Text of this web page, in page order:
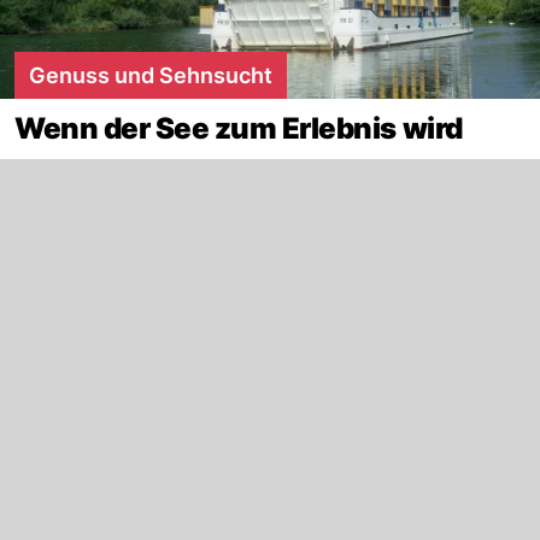
Genuss und Sehnsucht
Wenn der See zum Erlebnis wird